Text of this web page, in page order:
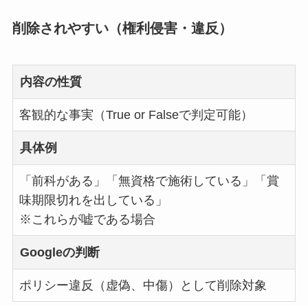
削除されやすい（権利侵害・違反）
内容の性質
客観的な事実（True or Falseで判定可能）
具体例
「前科がある」「無資格で施術している」「賞
味期限切れを出している」
※これらが嘘である場合
Googleの判断
ポリシー違反（虚偽、中傷）として削除対象